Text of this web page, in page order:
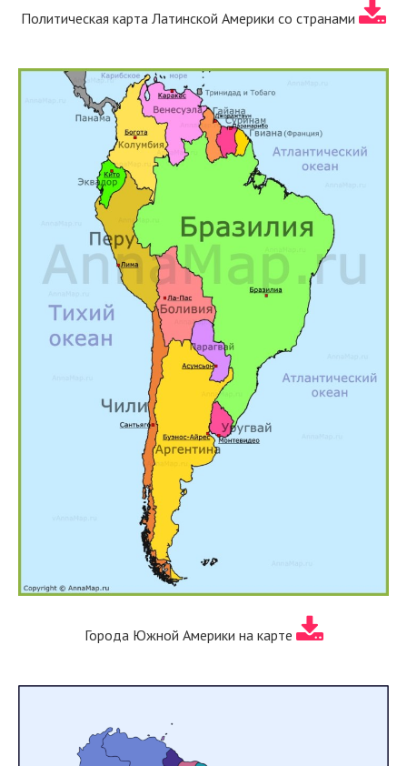
Политическая карта Латинской Америки со странами
Города Южной Америки на карте